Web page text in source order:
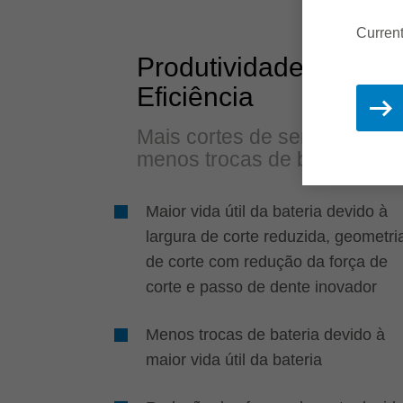
Produtividade e
Eficiência
Mais cortes de serra,
menos trocas de bateria
Maior vida útil da bateria devido à
largura de corte reduzida,
de corte com redução da força de
corte e passo de dente inovador
Menos trocas de bateria devido à
maior vida útil da bateria